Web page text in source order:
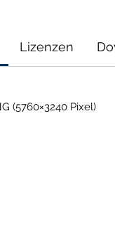
Lizenzen
(5760×3240 Pixel)